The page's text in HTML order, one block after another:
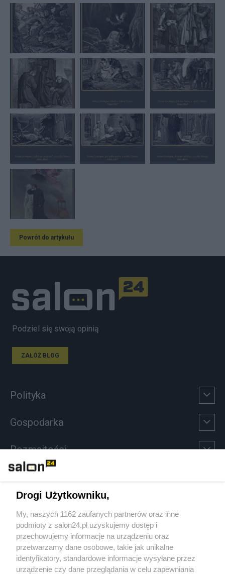
Powrót do artykułu
Podziel się swoją opinią
ZAŁÓŻ BLOG
Polityka
Gospodarka
Rozmaitości
Sport
Społeczeństwo
Kultura
Drogi Użytkowniku,
My, naszych 1162 zaufanych partnerów oraz inne
podmioty z salon24.pl uzyskujemy dostęp i
przechowujemy informacje na urządzeniu oraz
przetwarzamy dane osobowe, takie jak unikalne
identyfikatory, standardowe informacje wysyłane przez
urządzenie czy dane przeglądania w celu zapewniania